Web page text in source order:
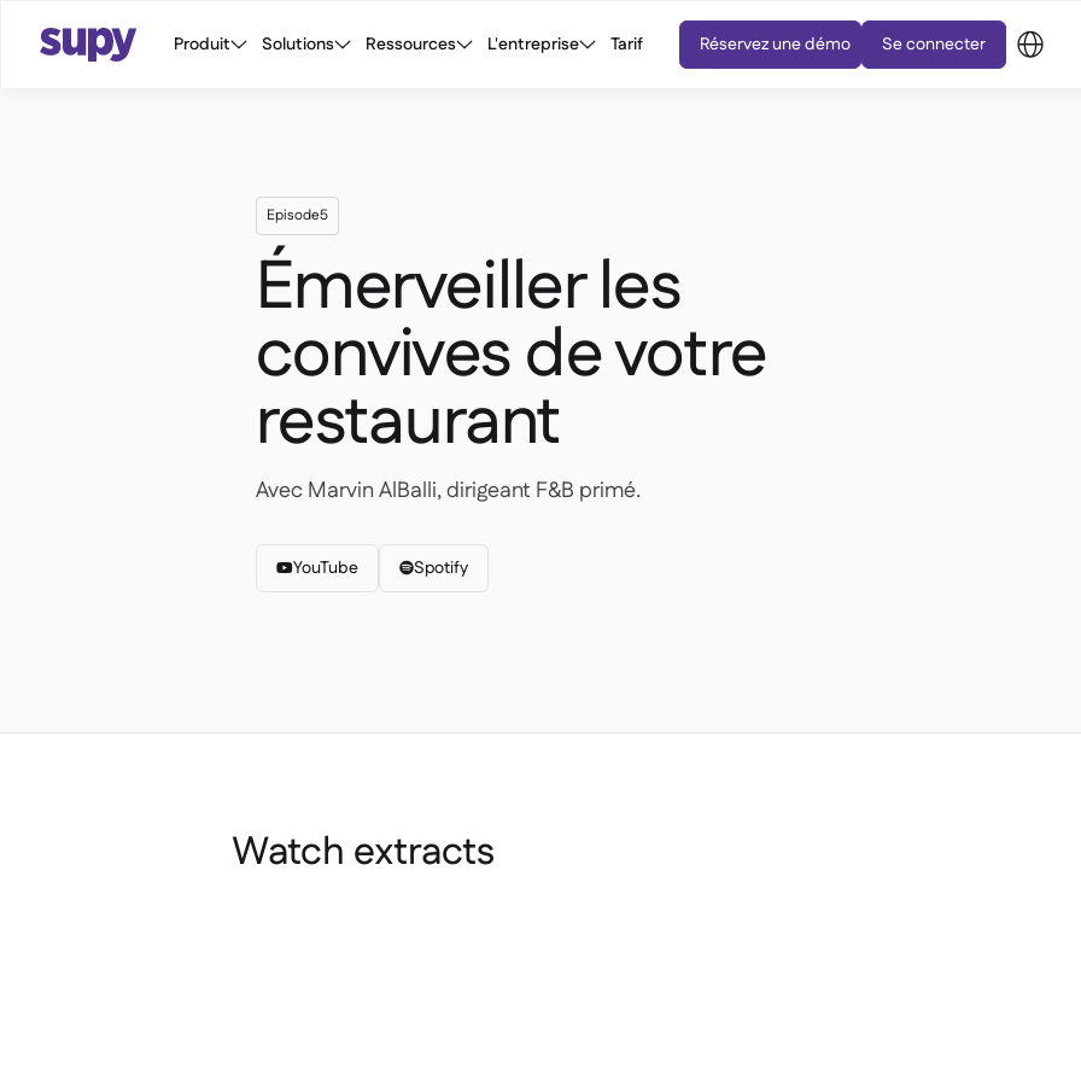
Produit Solutions Ressources L'entreprise Tarif Réservez une démo Se connecter
Episode5
Émerveiller les
convives de votre
restaurant
Avec Marvin AlBalli, dirigeant F&B primé.
YouTube Spotify
Watch extracts